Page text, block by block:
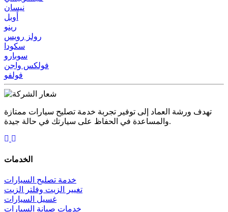
نيسان
أوبل
رينو
رولز رويس
سكودا
سوبارو
فولكس واجن
فولفو
تهدف ورشة العماد إلى توفير تجربة خدمة تصليح سيارات ممتازة
والمساعدة في الحفاظ على سيارتك في حالة جيدة.
الخدمات
خدمة تصليح السيارات
تغيير الزيت وفلتر الزيت
غسيل السيارات
خدمات صيانة السيارات